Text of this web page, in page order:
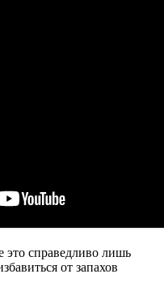
это справедливо лишь
от запахов